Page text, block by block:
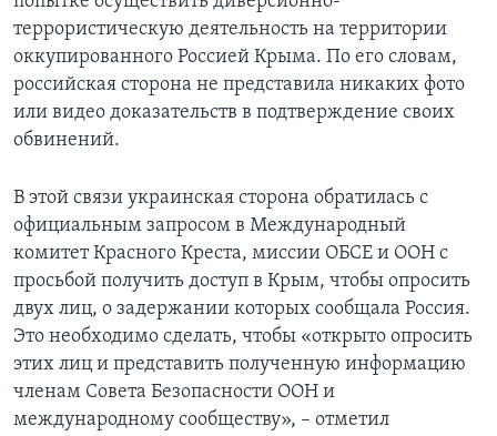
террористическую деятельность на территории
оккупированного Россией Крыма. По его словам,
российская сторона не представила никаких фото
или видео доказательств в подтверждение своих
обвинений.
В этой связи украинская сторона обратилась с
официальным запросом в Международный
комитет Красного Креста, миссии ОБСЕ и ООН с
просьбой получить доступ в Крым, чтобы опросить
двух лиц, о задержании которых сообщала Россия.
Это необходимо сделать, чтобы «открыто опросить
этих лиц и представить полученную информацию
членам Совета Безопасности ООН и
международному сообществу», – отметил